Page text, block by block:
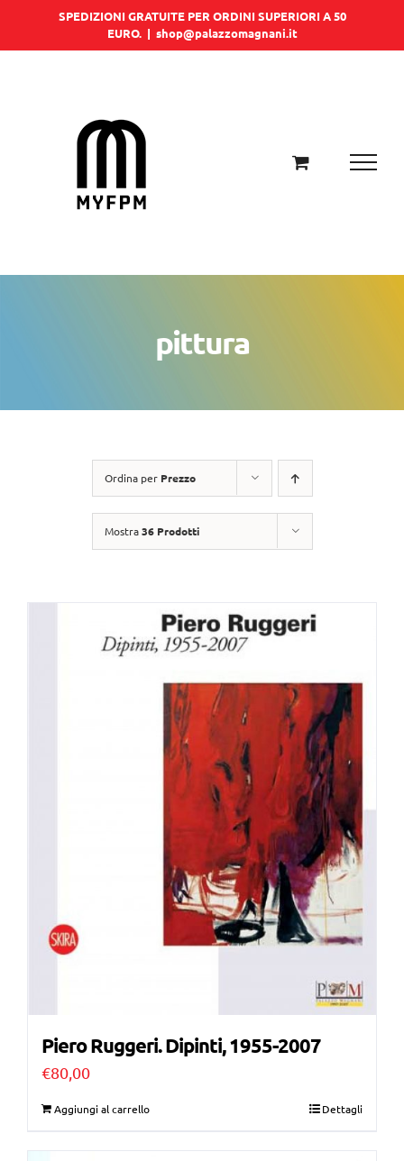
SPEDIZIONI GRATUITE PER ORDINI SUPERIORI A 50
EURO. | shop@palazzomagnani.it
pittura
Ordina per Prezzo
Mostra36 Prodotti
Piero Ruggeri. Dipinti, 1955-2007
€80,00
Aggiungi al carrello Dettagli